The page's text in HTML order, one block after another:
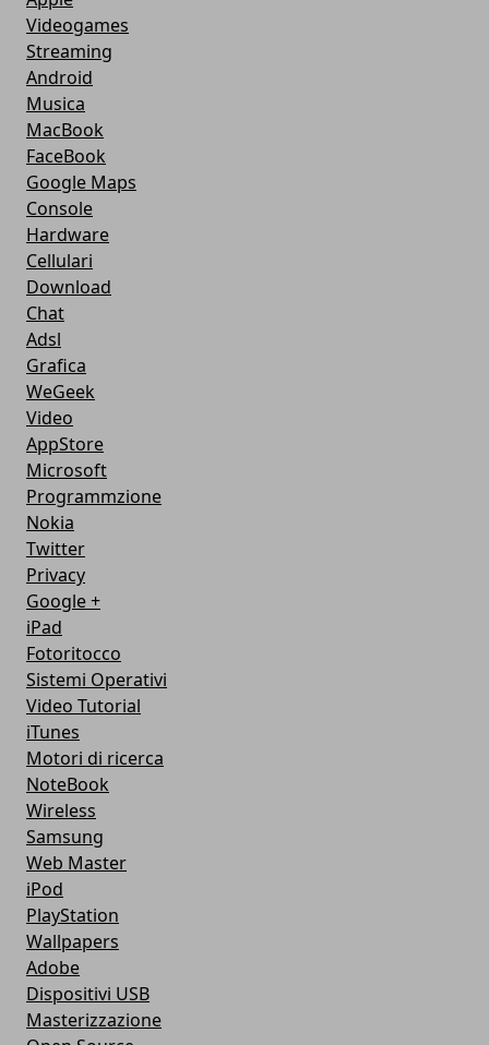
Videogames
Streaming
Android
Musica
MacBook
FaceBook
Google Maps
Console
Hardware
Cellulari
Download
Chat
Adsl
Grafica
WeGeek
Video
AppStore
Microsoft
Programmzione
Nokia
Twitter
Privacy
Google +
iPad
Fotoritocco
Sistemi Operativi
Video Tutorial
iTunes
Motori di ricerca
NoteBook
Wireless
Samsung
Web Master
iPod
PlayStation
Wallpapers
Adobe
Dispositivi USB
Masterizzazione